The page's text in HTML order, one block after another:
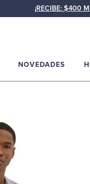
¡RECIBE: $400
NOVEDADES